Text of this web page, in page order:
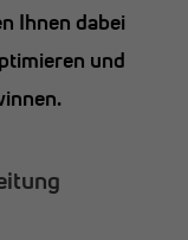
Ihnen dabei
und